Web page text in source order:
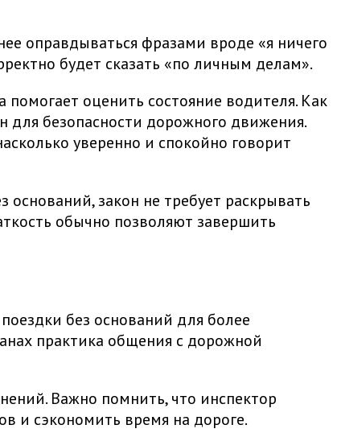
оправдываться фразами вроде «я ничего
будет сказать «по личным делам».
оценить состояние водителя. Как
для безопасности дорожного движения.
уверенно и спокойно говорит
оснований, закон не требует раскрывать
обычно позволяют завершить
без оснований для более
практика общения с дорожной
Важно помнить, что инспектор
и сэкономить время на дороге.